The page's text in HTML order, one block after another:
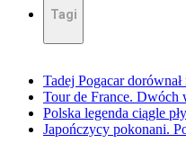
Tagi
Tadej Pogacar
Tour de France. Dwóch
Polska legenda ciągle
Japończycy pokonani.